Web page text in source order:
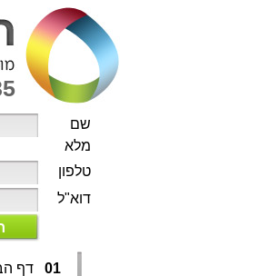
שם
מלא
טלפון
דוא"ל
01 דף